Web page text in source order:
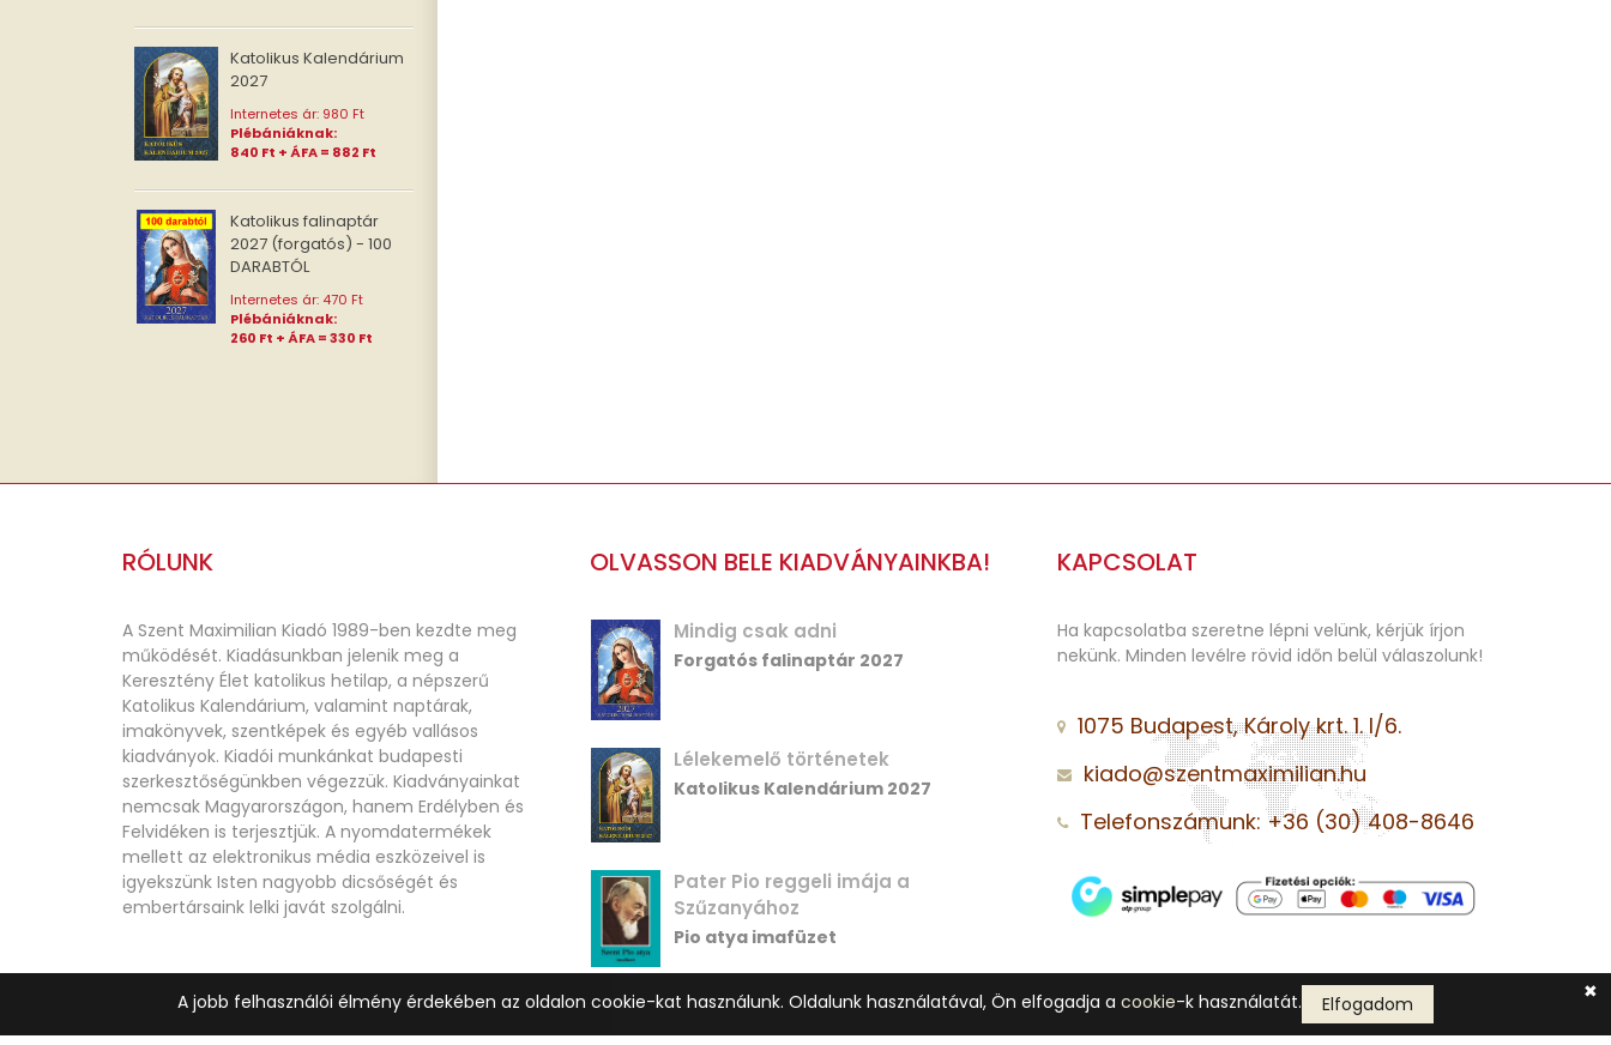
Katolikus Kalendárium
2027
Internetes ár: 980 Ft
Plébániáknak:
840 Ft + ÁFA = 882 Ft
Katolikus falinaptár
2027 (forgatós) - 100
DARABTÓL
Internetes ár: 470 Ft
Plébániáknak:
260 Ft + ÁFA = 330 Ft
RÓLUNK
A Szent Maximilian Kiadó 1989-ben kezdte meg
működését. Kiadásunkban jelenik meg a
Keresztény Élet katolikus hetilap, a népszerű
Katolikus Kalendárium, valamint naptárak,
imakönyvek, szentképek és egyéb vallásos
kiadványok. Kiadói munkánkat budapesti
szerkesztőségünkben végezzük. Kiadványainkat
nemcsak Magyarországon, hanem Erdélyben és
Felvidéken is terjesztjük. A nyomdatermékek
mellett az elektronikus média eszközeivel is
igyekszünk Isten nagyobb dicsőségét és
embertársaink lelki javát szolgálni.
OLVASSON BELE KIADVÁNYAINKBA!
Mindig csak adni
Forgatós falinaptár 2027
Lélekemelő történetek
Katolikus Kalendárium 2027
Pater Pio reggeli imája a
Szűzanyához
Pio atya imafüzet
KAPCSOLAT
Ha kapcsolatba szeretne lépni velünk, kérjük írjon
nekünk. Minden levélre rövid időn belül válaszolunk!
1075 Budapest, Károly krt. 1. I/6.
kiado@szentmaximilian.hu
Telefonszámunk: +36 (30) 408-8646
A jobb felhasználói élmény érdekében az oldalon cookie-kat használunk. Oldalunk használatával, Ön elfogadja a cookie-k használatát. Elfogadom
✖